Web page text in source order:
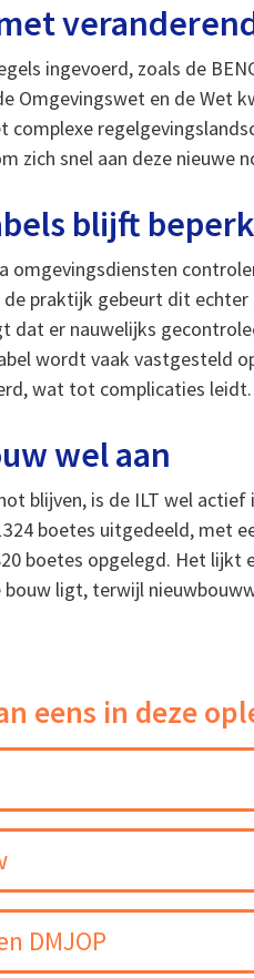
ingevoerd, zoals de
Omgevingswet en de Wet
complexe
zich snel aan deze nieuwe
blijft
omgevingsdiensten
praktijk gebeurt dit echter
dat er nauwelijks
wordt vaak vastgesteld
wat tot complicaties leidt.
wel aan
blijven, is de ILT wel
boetes uitgedeeld, met
boetes opgelegd. Het lijkt
ligt, terwijl
eens in deze
DMJOP